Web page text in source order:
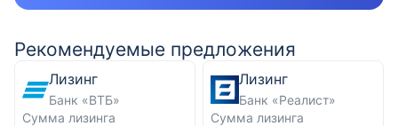
Рекомендуемые предложения
Лизинг
Банк «ВТБ»
Сумма лизинга
Лизинг
Банк «Реалист»
Сумма лизинга